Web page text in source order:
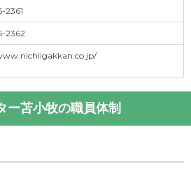
2361
2362
ー苫小牧の職員体制